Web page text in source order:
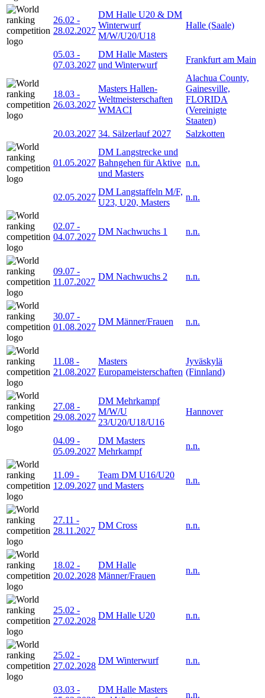
26.02 -
28.02.2027
DM Halle U20 & DM
Winterwurf
M/W/U20/U18
Halle (Saale)
05.03 -
07.03.2027
DM Halle Masters
und Winterwurf
Frankfurt am Main
18.03 -
26.03.2027
Masters Hallen-
Weltmeisterschaften
WMACI
Alachua County,
Gainesville,
FLORIDA
(Vereinigte
Staaten)
20.03.2027 34. Sälzerlauf 2027 Salzkotten
01.05.2027
DM Langstrecke und
Bahngehen für Aktive
und Masters
n.n.
02.05.2027
DM Langstaffeln M/F,
U23, U20, Masters
n.n.
02.07 -
04.07.2027
DM Nachwuchs 1 n.n.
09.07 -
11.07.2027
DM Nachwuchs 2 n.n.
30.07 -
01.08.2027
DM Männer/Frauen n.n.
11.08 -
21.08.2027
Masters
Europameisterschaften
Jyväskylä
(Finnland)
27.08 -
29.08.2027
DM Mehrkampf
M/W/U
23/U20/U18/U16
Hannover
04.09 -
05.09.2027
DM Masters
Mehrkampf
n.n.
11.09 -
12.09.2027
Team DM U16/U20
und Masters
n.n.
27.11 -
28.11.2027
DM Cross n.n.
18.02 -
20.02.2028
DM Halle
Männer/Frauen
n.n.
25.02 -
27.02.2028
DM Halle U20 n.n.
25.02 -
27.02.2028
DM Winterwurf n.n.
03.03 -
DM Halle Masters
n.n.